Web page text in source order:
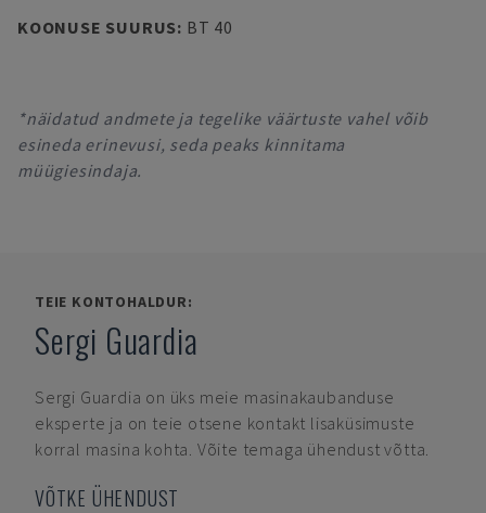
KOONUSE SUURUS: BT 40
*näidatud andmete ja tegelike väärtuste vahel võib
esineda erinevusi, seda peaks kinnitama
müügiesindaja.
TEIE KONTOHALDUR:
Sergi Guardia
Sergi Guardia on üks meie masinakaubanduse
eksperte ja on teie otsene kontakt lisaküsimuste
korral masina kohta. Võite temaga ühendust võtta.
VÕTKE ÜHENDUST